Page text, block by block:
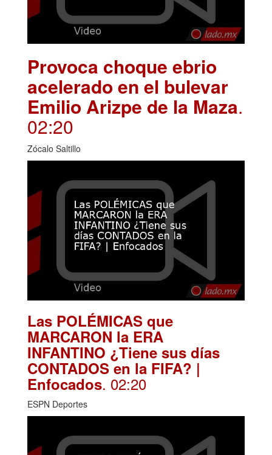
Provoca choque ebrio
acelerado en el bulevar
Emilio Arizpe de la Maza.
02:20
Zócalo Saltillo
Las POLÉMICAS que
MARCARON la ERA
INFANTINO ¿Tiene sus días
CONTADOS en la FIFA? |
Enfocados. 02:20
ESPN Deportes